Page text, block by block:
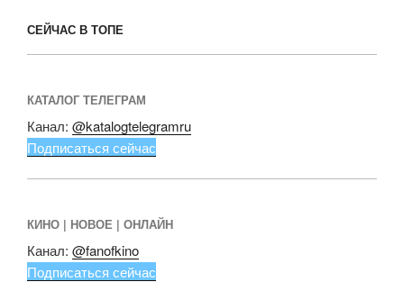
СЕЙЧАС В ТОПЕ
КАТАЛОГ ТЕЛЕГРАМ
Канал: @katalogtelegramru
Подписаться сейчас
КИНО | НОВОЕ | ОНЛАЙН
Канал: @fanofkino
Подписаться сейчас